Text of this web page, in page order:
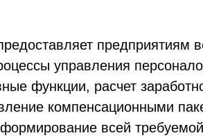
предприятиям
управления
функции, расчет
компенсационными
всей